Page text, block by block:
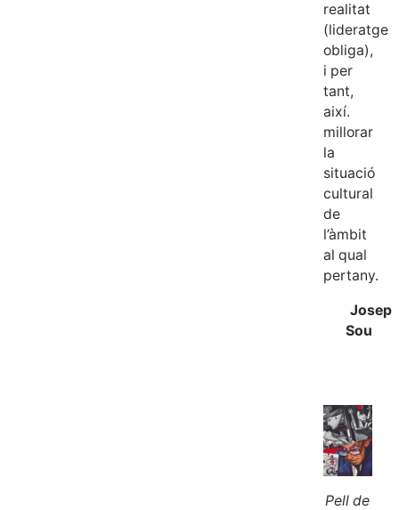
realitat
(lideratge
obliga),
i per
tant,
així.
millorar
la
situació
cultural
de
l’àmbit
al qual
pertany.
Josep
Sou
Pell de